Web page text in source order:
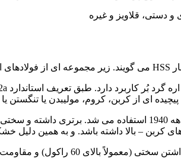
و دستی، قلاویز و غیره
پیچیده ای از کربن، کروم، مولیبدن یا
کربن – بالا داشته باشد. و به همین دلیل
تنگستن و وانادیوم به کار رفته در ساخت آنها ارتباط دارد.